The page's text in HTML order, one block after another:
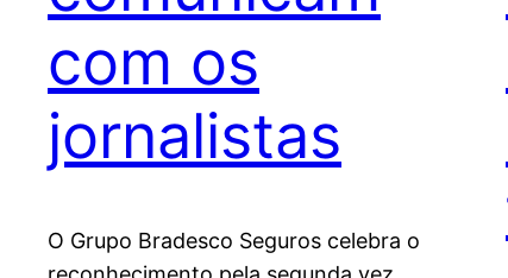
com os
jornalistas
O Grupo Bradesco Seguros celebra o